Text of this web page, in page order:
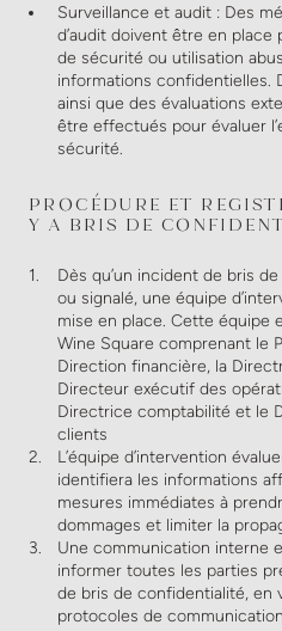
Surveillance et audit : Des
d’audit doivent être en
de sécurité ou utilisation
informations confidentielles.
ainsi que des évaluations
être effectués pour évaluer
sécurité.
PROCÉDURE ET
Y A BRIS DE
Dès qu’un incident de bris
ou signalé, une équipe
mise en place. Cette équipe
Wine Square comprenant le
Direction financière, la
Directeur exécutif des
Directrice comptabilité et le
clients
L’équipe d’intervention
identifiera les informations
mesures immédiates à
dommages et limiter la
Une communication interne
informer toutes les parties
de bris de confidentialité, en
protocoles de